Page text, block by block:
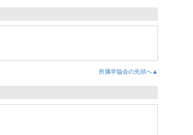
所属学協会の先頭へ▲